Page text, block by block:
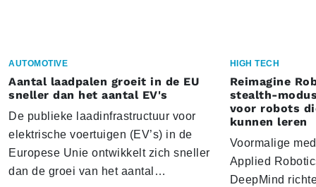
AUTOMOTIVE
Aantal laadpalen groeit in de EU
sneller dan het aantal EV's
De publieke laadinfrastructuur voor
elektrische voertuigen (EV’s) in de
Europese Unie ontwikkelt zich sneller
dan de groei van het aantal…
HIGH TECH
Reimagine
stealth-
voor robots
kunnen leren
Voormalige
Applied
DeepMind